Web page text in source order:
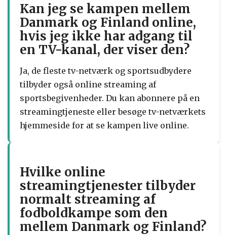
Kan jeg se kampen mellem
Danmark og Finland online,
hvis jeg ikke har adgang til
en TV-kanal, der viser den?
Ja, de fleste tv-netværk og sportsudbydere
tilbyder også online streaming af
sportsbegivenheder. Du kan abonnere på en
streamingtjeneste eller besøge tv-netværkets
hjemmeside for at se kampen live online.
Hvilke online
streamingtjenester tilbyder
normalt streaming af
fodboldkampe som den
mellem Danmark og Finland?